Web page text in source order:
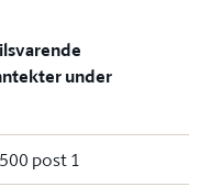
under
post 1